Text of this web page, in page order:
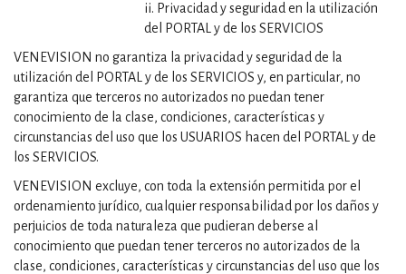
ii. Privacidad y seguridad en la utilización
del PORTAL y de los SERVICIOS
VENEVISION no garantiza la privacidad y seguridad de la
utilización del PORTAL y de los SERVICIOS y, en particular, no
garantiza que terceros no autorizados no puedan tener
conocimiento de la clase, condiciones, características y
circunstancias del uso que los USUARIOS hacen del PORTAL y de
los SERVICIOS.
VENEVISION excluye, con toda la extensión permitida por el
ordenamiento jurídico, cualquier responsabilidad por los daños y
perjuicios de toda naturaleza que pudieran deberse al
conocimiento que puedan tener terceros no autorizados de la
clase, condiciones, características y circunstancias del uso que los